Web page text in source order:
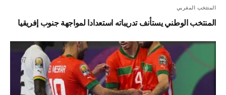
المنتخب المغربي
المنتخب الوطني يستأنف تدريباته استعدادا لمواجهة جنوب إفريقيا